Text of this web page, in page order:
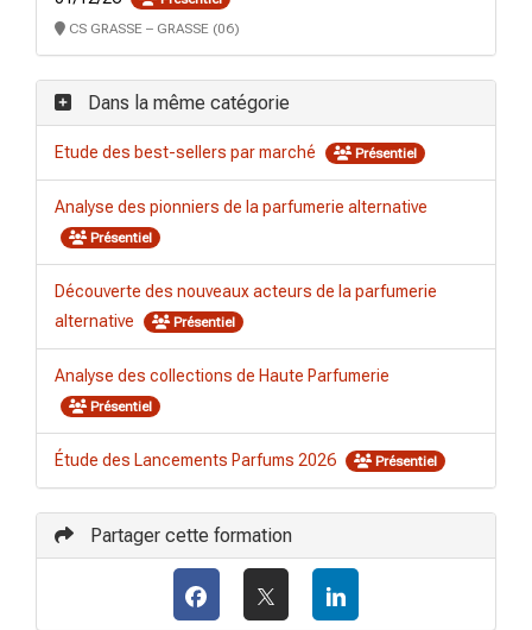
CS GRASSE – GRASSE (06)
Dans la même catégorie
Etude des best-sellers par marché Présentiel
Analyse des pionniers de la parfumerie alternative
Présentiel
Découverte des nouveaux acteurs de la parfumerie
alternative
Présentiel
Analyse des collections de Haute Parfumerie
Présentiel
Étude des Lancements Parfums 2026 Présentiel
Partager cette formation